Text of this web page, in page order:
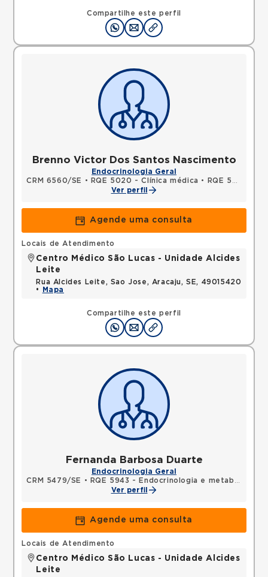
Compartilhe este perfil
Brenno Victor Dos Santos Nascimento
Endocrinologia Geral
CRM 6560/SE
• RQE 5020 - Clínica médica •
RQE 5707 - Endocrinologia e metabologia
Ver perfil
Agende uma consulta
Compartilhe este perfil
Locais de Atendimento
Centro Médico São Lucas - Unidade Alcides
Leite
Rua Alcides Leite, Sao Jose, Aracaju, SE, 49015420
•
Mapa
Fernanda Barbosa Duarte
Endocrinologia Geral
CRM 5479/SE
• RQE 5943 - Endocrinologia e metabologia
Ver perfil
Agende uma consulta
Locais de Atendimento
Centro Médico São Lucas - Unidade Alcides
Leite